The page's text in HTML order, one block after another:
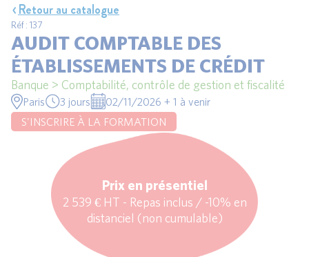
Retour au catalogue
Réf : 137
AUDIT COMPTABLE DES
ÉTABLISSEMENTS DE CRÉDIT
Banque > Comptabilité, contrôle de gestion et fiscalité
Paris 3 jours
02/11/2026 + 1 à venir
S'INSCRIRE À LA FORMATION
Prix en présentiel
2 539 € HT - Repas inclus / -10% en
distanciel (non cumulable)